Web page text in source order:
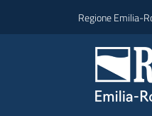
Regione Emilia-